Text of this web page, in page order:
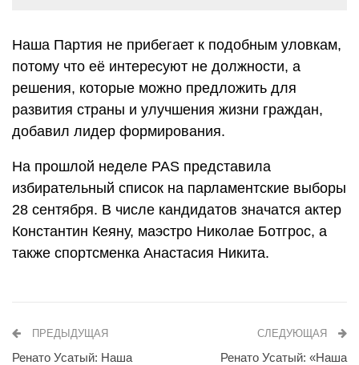
Наша Партия не прибегает к подобным уловкам,
потому что её интересуют не должности, а
решения, которые можно предложить для
развития страны и улучшения жизни граждан,
добавил лидер формирования.
На прошлой неделе PAS представила
избирательный список на парламентские выборы
28 сентября. В числе кандидатов значатся актер
Константин Кеяну, маэстро Николае Ботгрос, а
также спортсменка Анастасия Никита.
ПРЕДЫДУЩАЯ
Ренато Усатый: Наша
СЛЕДУЮЩАЯ
Ренато Усатый: «Наша